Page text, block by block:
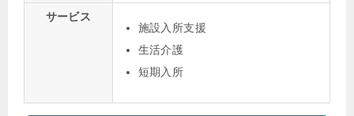
サービス
施設入所支援
生活介護
短期入所